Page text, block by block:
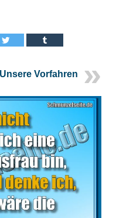
Unsere Vorfahren